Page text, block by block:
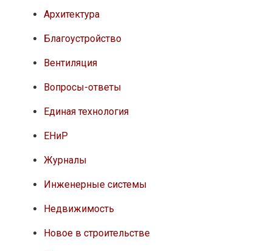
Архитектура
Благоустройство
Вентиляция
Вопросы-ответы
Единая технология
ЕНиР
Журналы
Инженерные системы
Недвижимость
Новое в строительстве